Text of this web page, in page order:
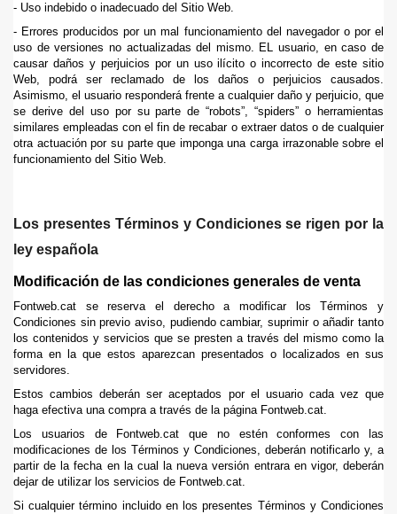
- Uso indebido o inadecuado del Sitio Web.
- Errores producidos por un mal funcionamiento del navegador o por el
uso de versiones no actualizadas del mismo. EL usuario, en caso de
causar daños y perjuicios por un uso ilícito o incorrecto de este sitio
Web, podrá ser reclamado de los daños o perjuicios causados.
Asimismo, el usuario responderá frente a cualquier daño y perjuicio, que
se derive del uso por su parte de “robots”, “spiders” o herramientas
similares empleadas con el fin de recabar o extraer datos o de cualquier
otra actuación por su parte que imponga una carga irrazonable sobre el
funcionamiento del Sitio Web.
Los presentes Términos y Condiciones se rigen por la
ley española
Modificación de las condiciones generales de venta
Fontweb.cat se reserva el derecho a modificar los Términos y
Condiciones sin previo aviso, pudiendo cambiar, suprimir o añadir tanto
los contenidos y servicios que se presten a través del mismo como la
forma en la que estos aparezcan presentados o localizados en sus
servidores.
Estos cambios deberán ser aceptados por el usuario cada vez que
haga efectiva una compra a través de la página Fontweb.cat.
Los usuarios de Fontweb.cat que no estén conformes con las
modificaciones de los Términos y Condiciones, deberán notificarlo y, a
partir de la fecha en la cual la nueva versión entrara en vigor, deberán
dejar de utilizar los servicios de Fontweb.cat.
Si cualquier término incluido en los presentes Términos y Condiciones